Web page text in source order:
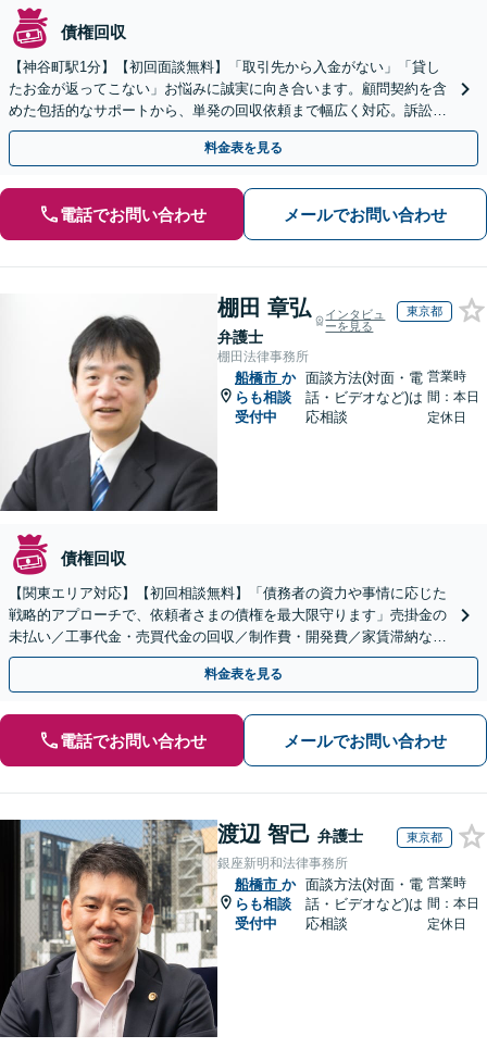
債権回収
【神谷町駅1分】【初回面談無料】「取引先から入金がない」「貸し
たお金が返ってこない」お悩みに誠実に向き合います。顧問契約を含
めた包括的なサポートから、単発の回収依頼まで幅広く対応。訴訟や
交渉で、権利を守るために尽力【夜間相談可】
料金表を見る
電話でお問い合わせ メールでお問い合わせ
棚田 章弘
弁護士
インタビュ
ーを見る
東京都
棚田法律事務所
船橋市 か
らも相談
受付中
面談方法(対面・電
話・ビデオなど)は
応相談
営業時
間：本日
定休日
債権回収
【関東エリア対応】【初回相談無料】「債務者の資力や事情に応じた
戦略的アプローチで、依頼者さまの債権を最大限守ります」売掛金の
未払い／工事代金・売買代金の回収／制作費・開発費／家賃滞納な
ど、事業活動で発生するあらゆる債権回収に実績あり
料金表を見る
電話でお問い合わせ メールでお問い合わせ
渡辺 智己 弁護士 東京都
銀座新明和法律事務所
船橋市 か
らも相談
受付中
面談方法(対面・電
話・ビデオなど)は
応相談
営業時
間：本日
定休日